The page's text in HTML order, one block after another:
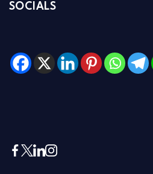
SOCIALS